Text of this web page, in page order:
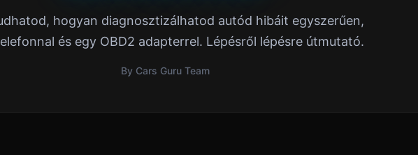
hogyan diagnosztizálhatod autód hibáit egyszerűen,
és egy OBD2 adapterrel. Lépésről lépésre útmutató.
By Cars Guru Team